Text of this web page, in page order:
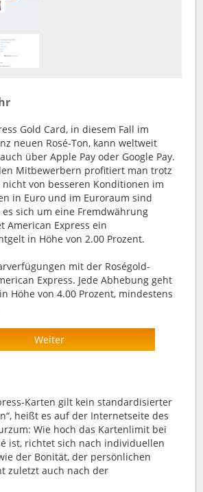
Gold Card, in diesem Fall im
neuen Rosé-Ton, kann weltweit
über Apple Pay oder Google Pay.
Mitbewerbern profitiert man trotz
von besseren Konditionen im
in Euro und im Euroraum sind
sich um eine Fremdwährung
American Express ein
in Höhe von 2.00 Prozent.
mit der Roségold-
Express. Jede Abhebung geht
Höhe von 4.00 Prozent, mindestens
Weiter
Karten gilt kein standardisierter
heißt es auf der Internetseite des
Wie hoch das Kartenlimit bei
ist, richtet sich nach individuellen
der Bonität, der persönlichen
zuletzt auch nach der